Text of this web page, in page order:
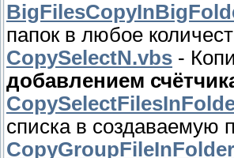
папок в любое
CopySelectN.vbs -
добавлением
списка в создаваемую